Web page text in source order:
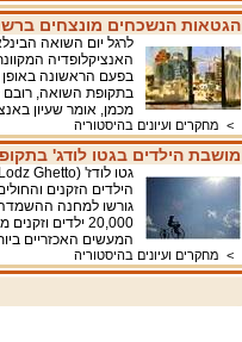
הגטאות הנשכחים מונצחים
לרגל יום השואה
האנציקלופדיה
בתקופת השואה, רובם
מכמן, אומר שעיון
> מחקרים ועיונים בהיסטוריה
מושבת הילדים בגטו לודג'
גורשו למחנה ההשמדה
המעשים האכזריים
> מחקרים ועיונים בהיסטוריה